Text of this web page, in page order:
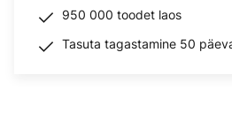
950 000 toodet laos
Tasuta tagastamine 50